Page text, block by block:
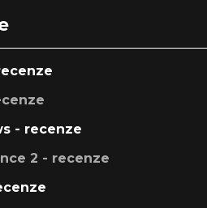
- recenze
2 - recenze